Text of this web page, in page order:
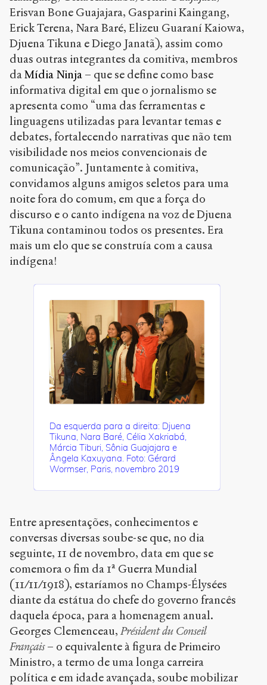
Erisvan Bone Guajajara, Gasparini Kaingang,
Erick Terena, Nara Baré, Elizeu Guaraní Kaiowa,
Djuena Tikuna e Diego Janatã), assim como
duas outras integrantes da comitiva, membros
daMídia Ninja – que se define como base
informativa digital em que o jornalismo se
apresenta como “uma das ferramentas e
linguagens utilizadas para levantar temas e
debates, fortalecendo narrativas que não tem
visibilidade nos meios convencionais de
comunicação”. Juntamente à comitiva,
convidamos alguns amigos seletos para uma
noite fora do comum, em que a força do
discurso e o canto indígena na voz de Djuena
Tikuna contaminou todos os presentes. Era
mais um elo que se construía com a causa
indígena!
Da esquerda para a direita: Djuena
Tikuna, Nara Baré, Célia Xakriabá,
Márcia Tiburi, Sônia Guajajara e
Ângela Kaxuyana. Foto: Gérard
Wormser, Paris, novembro 2019
Entre apresentações, conhecimentos e
conversas diversas soube-se que, no dia
seguinte, 11 de novembro, data em que se
comemora o fim da 1ª Guerra Mundial
(11/11/1918), estaríamos no Champs-Élysées
diante da estátua do chefe do governo francês
daquela época, para a homenagem anual.
Georges Clemenceau, Président du Conseil
Français– o equivalente à figura de Primeiro
Ministro, a termo de uma longa carreira
política e em idade avançada, soube mobilizar